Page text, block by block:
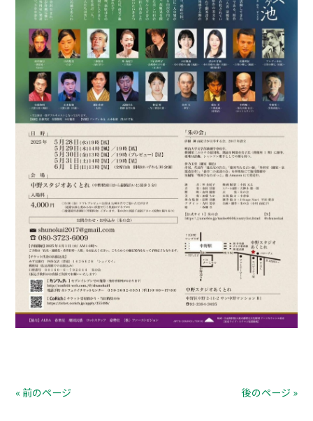
« 前のページ 後のページ »